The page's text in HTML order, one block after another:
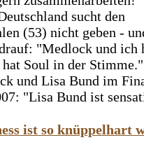
sucht den
(53) nicht geben -
"Medlock und ich
Soul in der
und Lisa Bund im
"Lisa Bund ist
ist so knüppelhart